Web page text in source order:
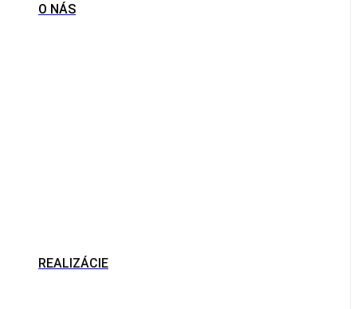
O NÁS
REALIZÁCIE